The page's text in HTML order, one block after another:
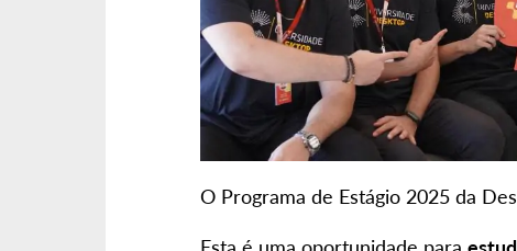
O Programa de Estágio 2025 da